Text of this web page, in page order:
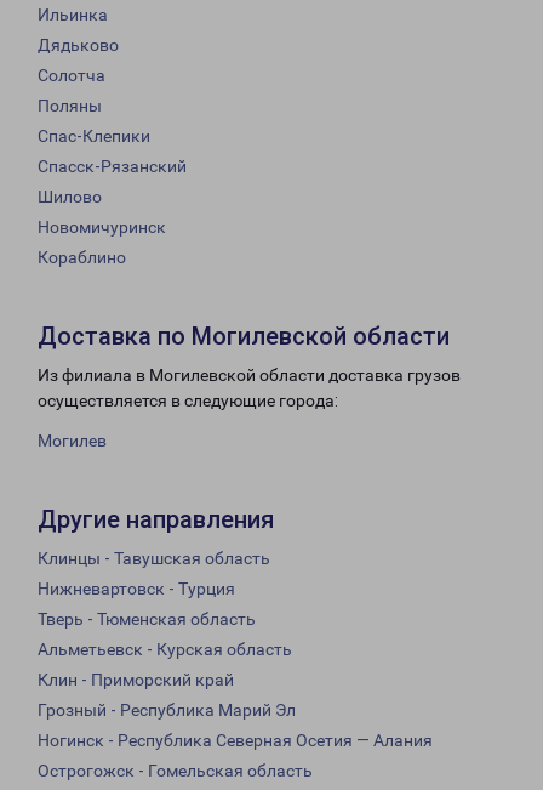
Ильинка
Дядьково
Солотча
Поляны
Спас-Клепики
Спасск-Рязанский
Шилово
Новомичуринск
Кораблино
Доставка по Могилевской области
Из филиала в Могилевской области доставка грузов
осуществляется в следующие города:
Могилев
Другие направления
Клинцы - Тавушская область
Нижневартовск - Турция
Тверь - Тюменская область
Альметьевск - Курская область
Клин - Приморский край
Грозный - Республика Марий Эл
Ногинск - Республика Северная Осетия — Алания
Острогожск - Гомельская область